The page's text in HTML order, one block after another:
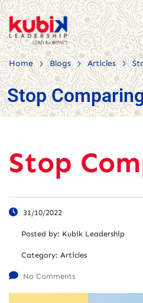
Home > Blogs > Articles >
Stop
Stop
31/10/2022
Posted by: Kubik Leadership
Category: Articles
No Comments